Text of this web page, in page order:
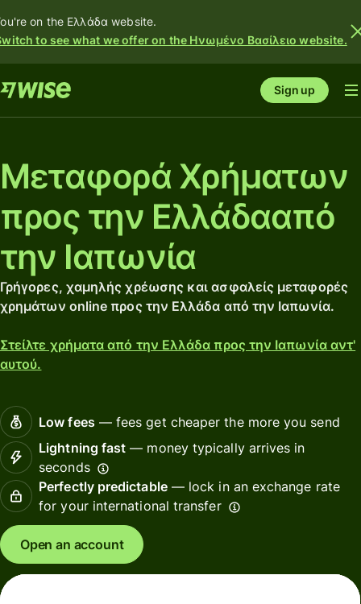
on the Ελλάδα website.
to see what we offer on the Ηνωμένο Βασίλειο website.
Sign up
Μεταφορά Χρήματων
προς την Ελλάδααπό
την Ιαπωνία
Γρήγορες, χαμηλής χρέωσης και ασφαλείς μεταφορές
χρημάτων online προς την Ελλάδα από την Ιαπωνία.
Στείλτε χρήματα από την Ελλάδα προς την Ιαπωνία αντ'
αυτού.
Low fees— fees get cheaper the more you send
Lightning fast — money typically arrives in
seconds
Perfectly predictable— lock in an exchange rate
for your international transfer
Open an account